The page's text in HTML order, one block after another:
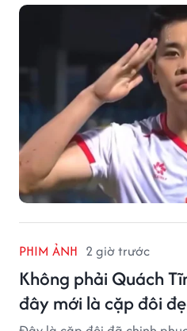
PHIM ẢNH 2 giờ trước
Không phải Quách
đây mới là cặp đôi